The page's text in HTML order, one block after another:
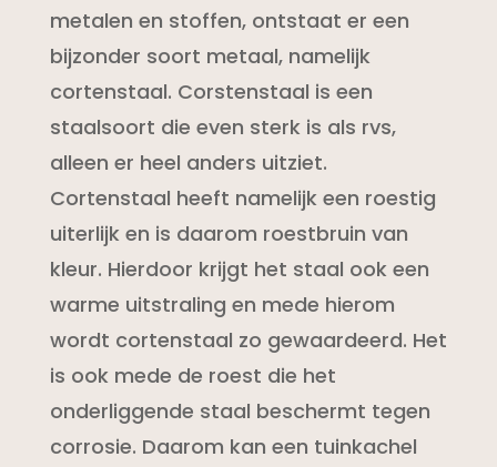
metalen en stoffen, ontstaat er een
bijzonder soort metaal, namelijk
cortenstaal. Corstenstaal is een
staalsoort die even sterk is als rvs,
alleen er heel anders uitziet.
Cortenstaal heeft namelijk een roestig
uiterlijk en is daarom roestbruin van
kleur. Hierdoor krijgt het staal ook een
warme uitstraling en mede hierom
wordt cortenstaal zo gewaardeerd. Het
is ook mede de roest die het
onderliggende staal beschermt tegen
corrosie. Daarom kan een tuinkachel